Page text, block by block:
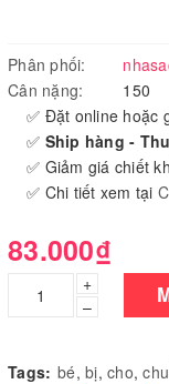
Phân phối:
Cân nặng:
150
✅ Đặt online hoặc
✅ Ship hàng -
✅ Giảm giá chiết
✅ Chi tiết xem tại
83.000₫
+
–
Tags: bé, bị, cho,